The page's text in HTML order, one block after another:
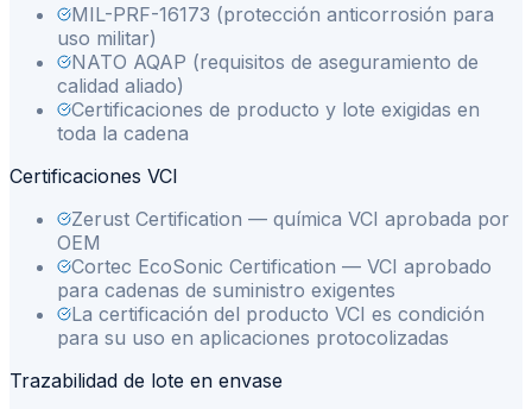
MIL-PRF-16173 (protección anticorrosión para
uso militar)
NATO AQAP (requisitos de aseguramiento de
calidad aliado)
Certificaciones de producto y lote exigidas en
toda la cadena
Certificaciones VCI
Zerust Certification — química VCI aprobada por
OEM
Cortec EcoSonic Certification — VCI aprobado
para cadenas de suministro exigentes
La certificación del producto VCI es condición
para su uso en aplicaciones protocolizadas
Trazabilidad de lote en envase